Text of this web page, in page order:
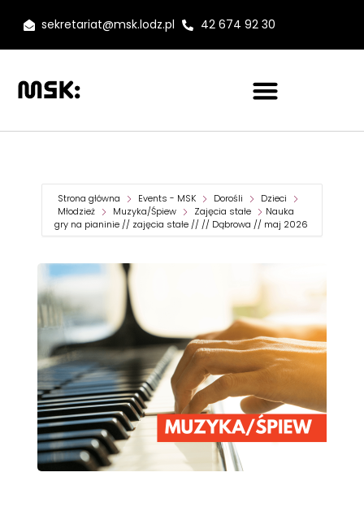
sekretariat@msk.lodz.pl 42 674 92 30
Strona główna Events - MSK Dorośli
Dzieci
Młodzież
Muzyka/Śpiew Zajęcia stałe
Nauka
gry na pianinie // zajęcia stałe // // Dąbrowa // maj 2026